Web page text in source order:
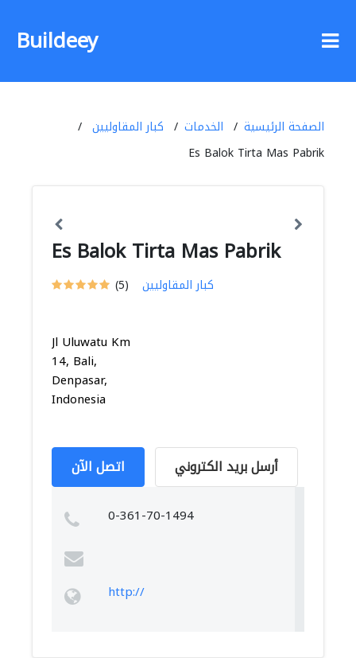
Buildeey
الصفحة الرئيسية الخدمات
كبار المقاوليين
Es Balok Tirta Mas Pabrik
Es Balok Tirta Mas Pabrik
(5) كبار المقاوليين
Jl Uluwatu Km
14, Bali,
Denpasar,
Indonesia
اتصل الآن أرسل بريد الكتروني
0-361-70-1494
http://